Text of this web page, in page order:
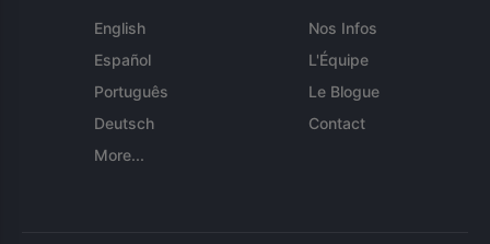
English
Español
Português
Deutsch
More...
Nos Infos
L'Équipe
Le Blogue
Contact